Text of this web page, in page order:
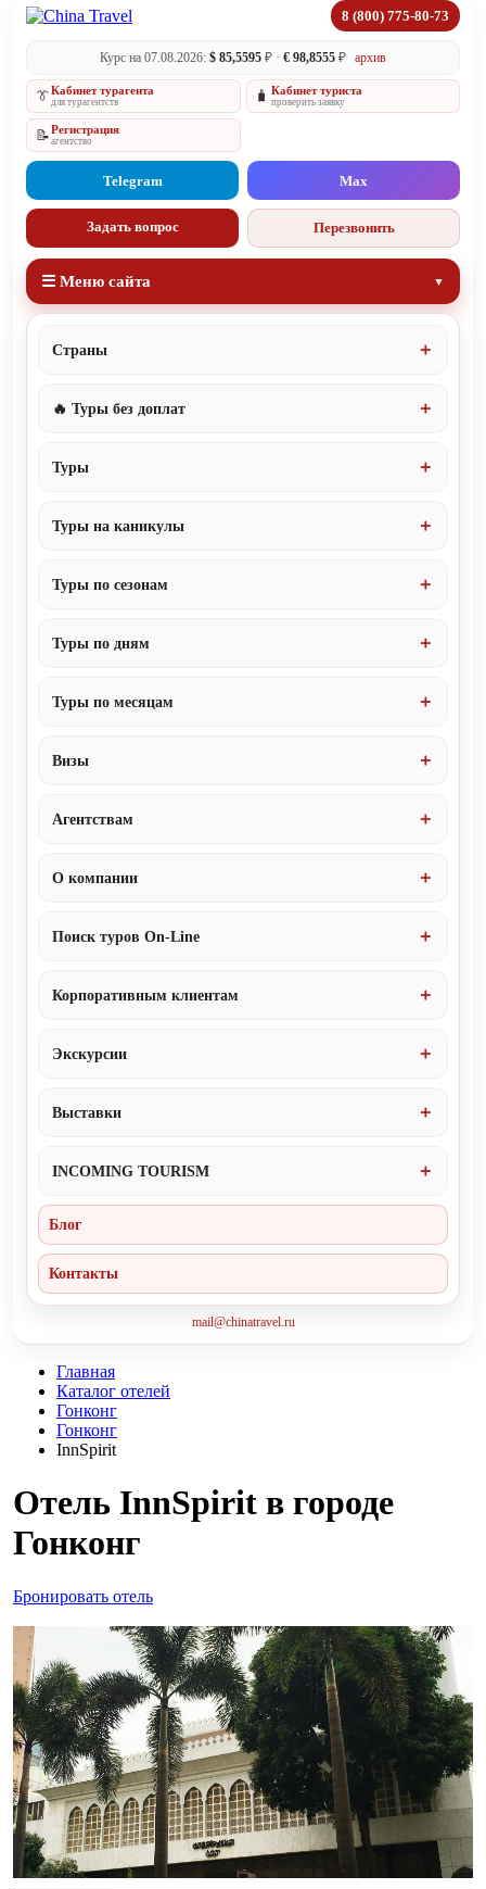
8 (800) 775-80-73
Курс на 07.08.2026: $ 85,5595 ₽ · € 98,8555 ₽ архив
👔Кабинет турагента
для турагентств 🧳 Кабинет туриста
проверить заявку
📝Регистрация
агентство
Telegram Max
Задать вопрос Перезвонить
☰ Меню сайта
Страны
🔥 Туры без доплат
Туры
Туры на каникулы
Туры по сезонам
Туры по дням
Туры по месяцам
Визы
Агентствам
О компании
Поиск туров On-Line
Корпоративным клиентам
Экскурсии
Выставки
INCOMING TOURISM
Блог
Контакты
mail@chinatravel.ru
Главная
Каталог отелей
Гонконг
Гонконг
InnSpirit
Отель InnSpirit в городе
Гонконг
Бронировать отель